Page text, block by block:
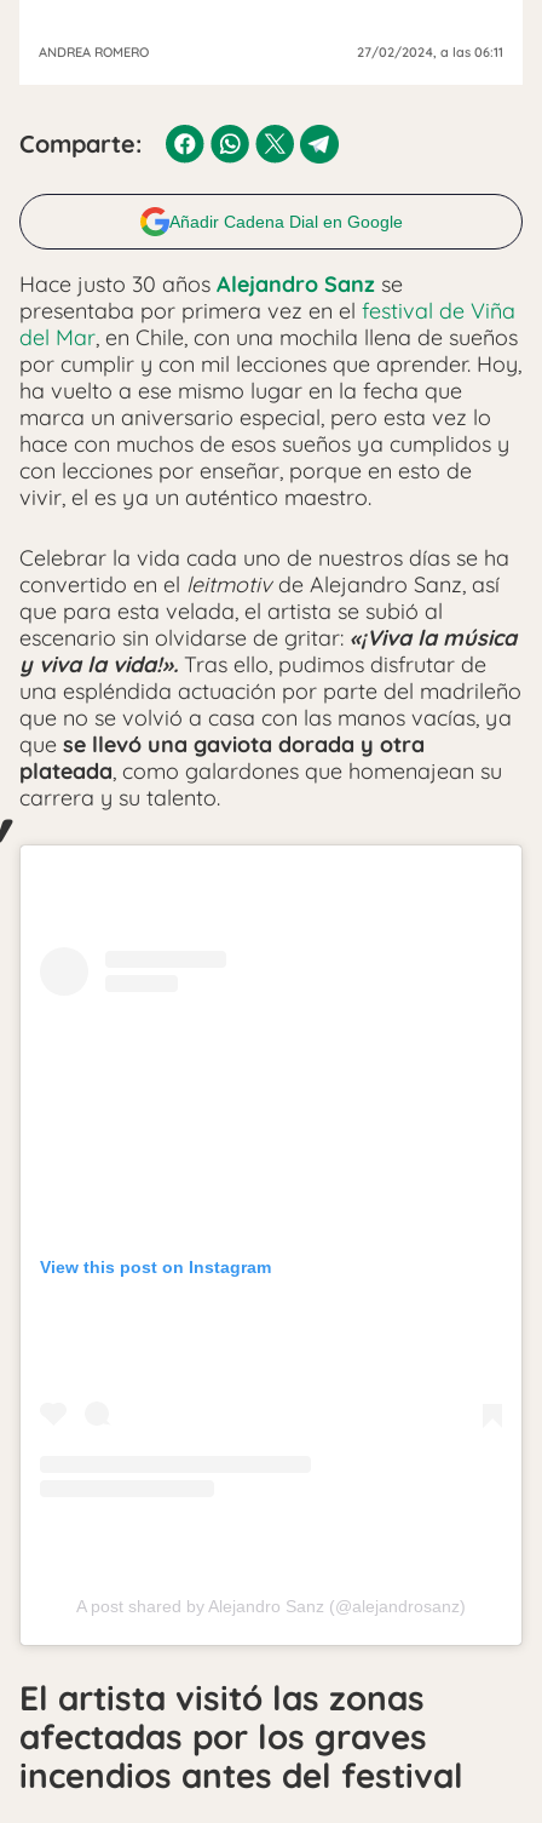
ANDREA ROMERO 27/02/2024, a las 06:11
Comparte:
Añadir Cadena Dial en Google
Hace justo 30 años Alejandro Sanz se
presentaba por primera vez en el festival de Viña
del Mar, en Chile, con una mochila llena de sueños
por cumplir y con mil lecciones que aprender. Hoy,
ha vuelto a ese mismo lugar en la fecha que
marca un aniversario especial, pero esta vez lo
hace con muchos de esos sueños ya cumplidos y
con lecciones por enseñar, porque en esto de
vivir, el es ya un auténtico maestro.
Celebrar la vida cada uno de nuestros días se ha
convertido en el leitmotivde Alejandro Sanz, así
que para esta velada, el artista se subió al
escenario sin olvidarse de gritar: «¡Viva la música
y viva la vida!». Tras ello, pudimos disfrutar de
una espléndida actuación por parte del madrileño
que no se volvió a casa con las manos vacías, ya
que se llevó una gaviota dorada y otra
plateada, como galardones que homenajean su
carrera y su talento.
View this post on Instagram
A post shared by Alejandro Sanz (@alejandrosanz)
El artista visitó las zonas
afectadas por los graves
incendios antes del festival